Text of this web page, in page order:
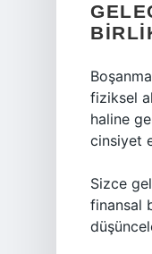
fiziksel
haline
cinsiyet
Sizce
finansal